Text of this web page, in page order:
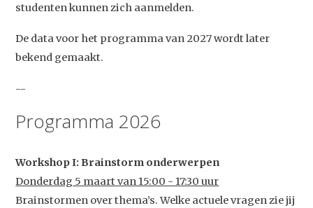
studenten kunnen zich aanmelden.
De data voor het programma van 2027 wordt later
bekend gemaakt.
--
Programma 2026
Workshop I: Brainstorm onderwerpen
Donderdag 5 maart van 15:00 - 17:30 uur
Brainstormen over thema’s. Welke actuele vragen zie jij